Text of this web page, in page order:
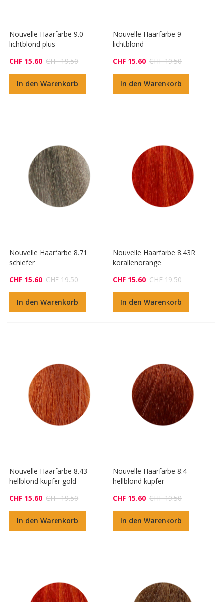
Nouvelle Haarfarbe 9.0
lichtblond plus
CHF 15.60 CHF 19.50
In den Warenkorb
Nouvelle Haarfarbe 9
lichtblond
CHF 15.60 CHF 19.50
In den Warenkorb
Nouvelle Haarfarbe 8.71
schiefer
CHF 15.60 CHF 19.50
In den Warenkorb
Nouvelle Haarfarbe 8.43R
korallenorange
CHF 15.60 CHF 19.50
In den Warenkorb
Nouvelle Haarfarbe 8.43
hellblond kupfer gold
CHF 15.60 CHF 19.50
In den Warenkorb
Nouvelle Haarfarbe 8.4
hellblond kupfer
CHF 15.60 CHF 19.50
In den Warenkorb